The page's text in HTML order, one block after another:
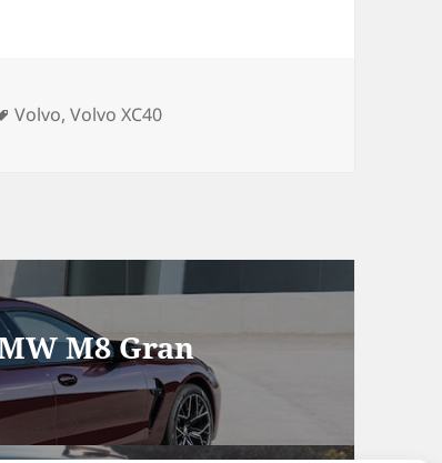
Schlagwörter
Volvo,Volvo XC40
M8 Gran